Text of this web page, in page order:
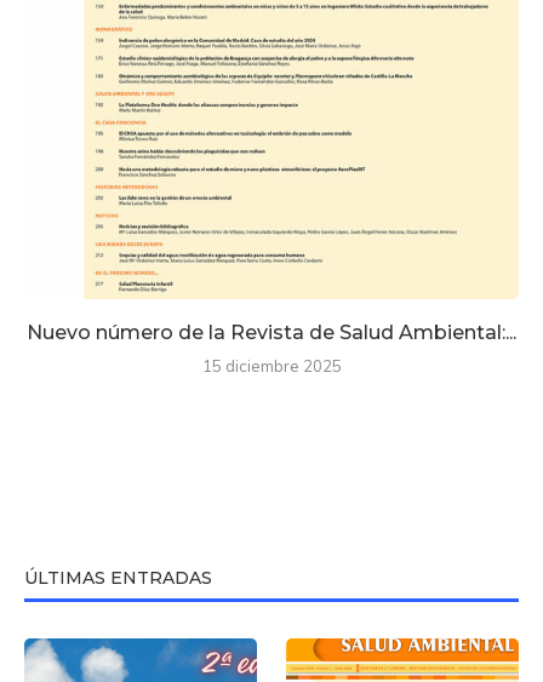
Nuevo número de la Revista de Salud Ambiental:...
15 diciembre 2025
ÚLTIMAS ENTRADAS